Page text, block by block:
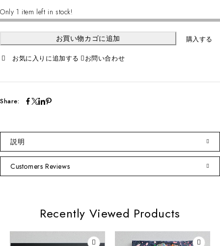
Only 1 item left in stock!
お買い物カゴに追加 購入する
お問い合わせ
Share:
説明
Customers Reviews
Recently Viewed Products